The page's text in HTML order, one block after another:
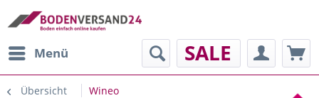
Menü SALE
Übersicht Wineo